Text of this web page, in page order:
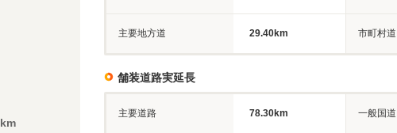
km
主要地方道 29.40km 市町村道
舗装道路実延長
主要道路 78.30km 一般国道